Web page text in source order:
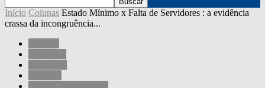
Início Colunas Estado Mínimo x Falta de Servidores : a evidência
crassa da incongruência...